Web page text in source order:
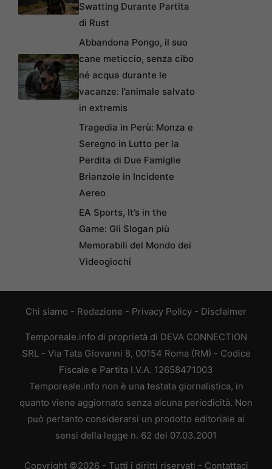
Swatting Durante Partita
di Rust
Abbandona Pongo, il suo
cane meticcio, senza cibo
né acqua durante le
vacanze: l’animale salvato
in extremis
Tragedia in Perù: Monza e
Seregno in Lutto per la
Perdita di Due Famiglie
Brianzole in Incidente
Aereo
EA Sports, It’s in the
Game: Gli Slogan più
Memorabili del Mondo dei
Videogiochi
Chi siamo - Redazione - Privacy Policy - Disclaimer
Temporeale.info di proprietà di DEVA CONNECTION
SRL - Via Tata Giovanni 8, 00154 Roma (RM) - Codice
Fiscale e Partita I.V.A. 12658471003
Temporeale.info non è una testata giornalistica, in
quanto viene aggiornato senza alcuna periodicità. Non
può pertanto considerarsi un prodotto editoriale ai
sensi della legge n. 62 del 07.03.2001
Copyright ©2026 - Tutti i diritti riservati - Contattaci